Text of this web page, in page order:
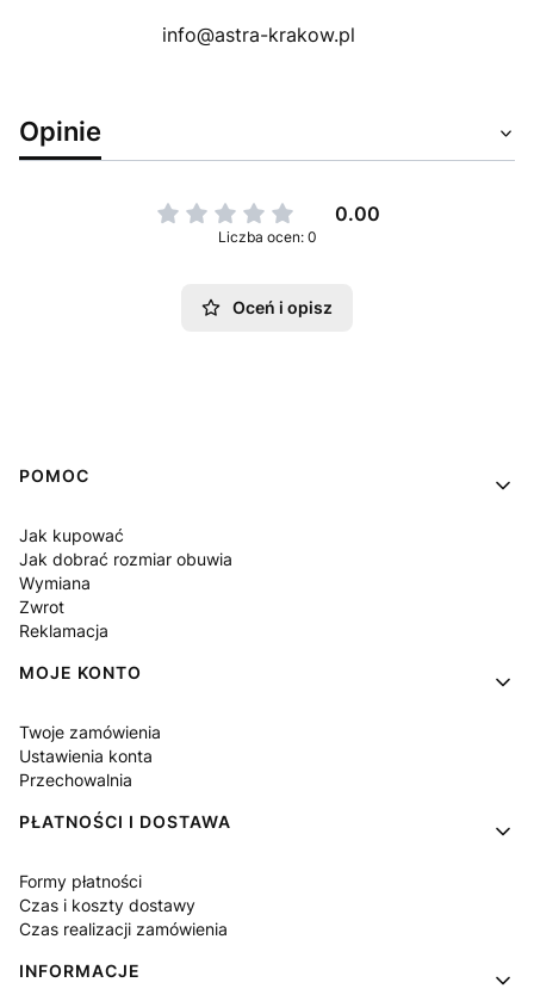
info@astra-krakow.pl
Opinie
0.00
Liczba ocen: 0
Oceń i opisz
Linki w stopce
POMOC
Jak kupować
Jak dobrać rozmiar obuwia
Wymiana
Zwrot
Reklamacja
MOJE KONTO
Twoje zamówienia
Ustawienia konta
Przechowalnia
PŁATNOŚCI I DOSTAWA
Formy płatności
Czas i koszty dostawy
Czas realizacji zamówienia
INFORMACJE